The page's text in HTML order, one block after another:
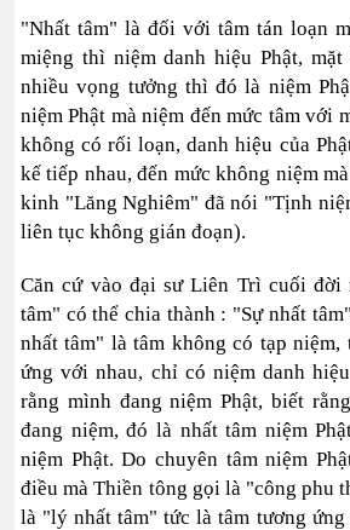
"Nhất tâm" là đối với tâm tán loạn
miệng thì niệm danh hiệu Phật,
nhiều vọng tưởng thì đó là niệm
niệm Phật mà niệm đến mức tâm với
không có rối loạn, danh hiệu của
kế tiếp nhau, đến mức không niệm
kinh "Lăng Nghiêm" đã nói "Tịnh
liên tục không gián đoạn).
Căn cứ vào đại sư Liên Trì cuối
tâm" có thể chia thành : "Sự nhất
nhất tâm" là tâm không có tạp niệm,
ứng với nhau, chỉ có niệm danh
rằng mình đang niệm Phật, biết
đang niệm, đó là nhất tâm niệm
niệm Phật. Do chuyên tâm niệm
điều mà Thiền tông gọi là "công phu
là "lý nhất tâm" tức là tâm tương